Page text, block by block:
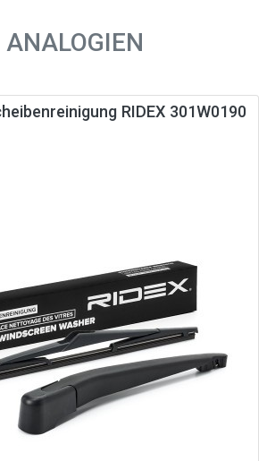
ANALOGIEN
RIDEX 301W0190